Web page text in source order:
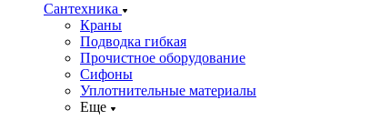
Сантехника
Краны
Подводка гибкая
Прочистное оборудование
Сифоны
Уплотнительные материалы
Еще